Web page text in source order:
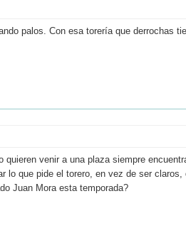
palos. Con esa torería que derrochas
quieren venir a una plaza siempre
lo que pide el torero, en vez de ser
Juan Mora esta temporada?